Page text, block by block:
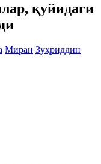
қуйидаги
Миран Зуҳриддин